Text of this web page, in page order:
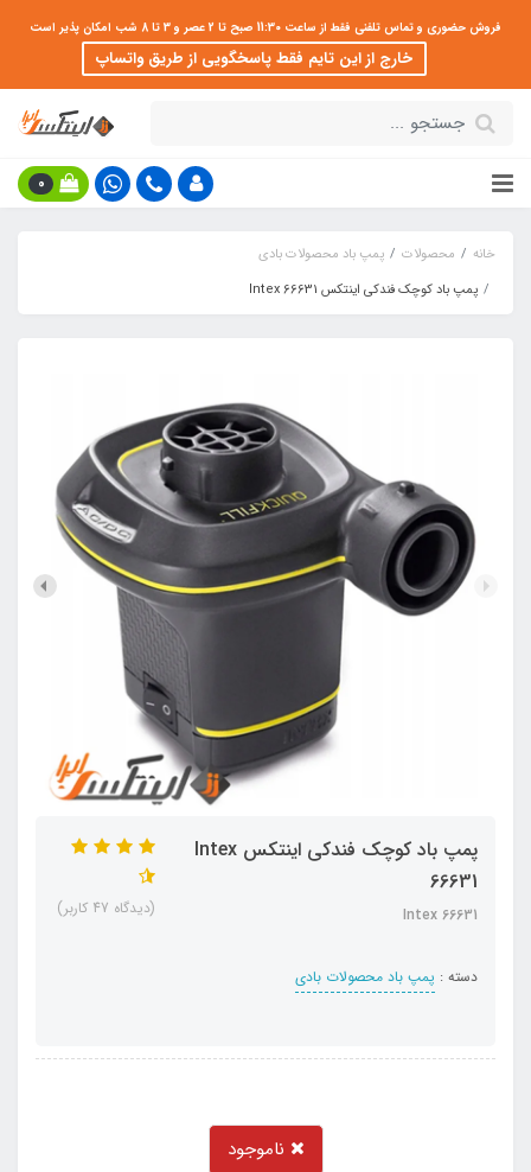
فروش حضوری و تماس تلفنی فقط از ساعت 11:30 صبح تا 2 عصر و 3 تا 8 شب امکان پذیر است
خارج از این تایم فقط پاسخگویی از طریق واتساپ
0
خانه محصولات
پمپ باد محصولات بادی
پمپ باد کوچک فندکی اینتکس Intex 66631
پمپ باد کوچک فندکی اینتکس Intex
66631
Intex 66631
دسته : پمپ باد محصولات بادی
(دیدگاه 47 کاربر)
ناموجود